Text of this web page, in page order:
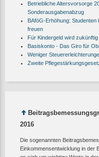
Betriebliche Altersvorsorge
Sonderausgabenabzug
BAföG-Erhöhung:
freuen
Für Kindergeld wird
Basiskonto - Das Giro für
Weniger
Zweite
2016
Die sogenannten
Einkommensentwicklung in der